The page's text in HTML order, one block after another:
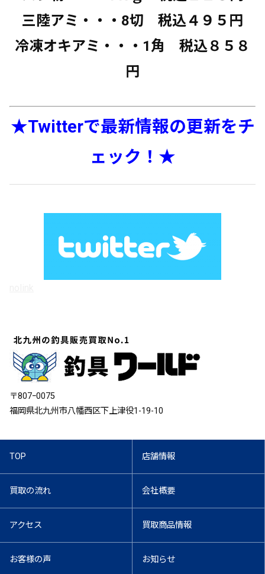
三陸アミ・・・8切 税込４９５円
冷凍オキアミ・・・1角 税込８５８
円
★Twitterで最新情報の更新をチ
ェック！★
〒807ｰ0075
福岡県北九州市八幡西区下上津役1-19-10
TOP 店舗情報
買取の流れ 会社概要
アクセス 買取商品情報
お客様の声 お知らせ